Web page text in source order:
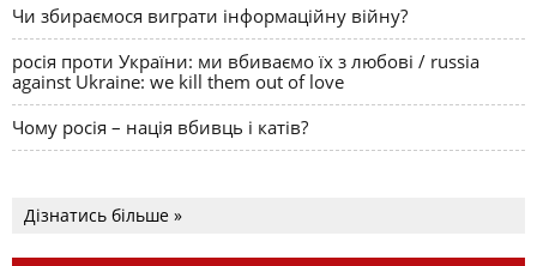
Чи збираємося виграти інформаційну війну?
росія проти України: ми вбиваємо їх з любові / russia
against Ukraine: we kill them out of love
Чому росія – нація вбивць і катів?
Дізнатись більше »